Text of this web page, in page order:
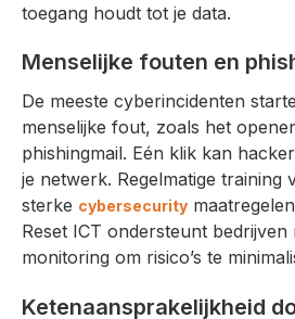
toegang houdt tot je data.
Menselijke fouten en
De meeste cyberincidenten
menselijke fout, zoals het
phishingmail. Eén klik kan
je netwerk. Regelmatige training
sterke cybersecurity
Reset ICT ondersteunt bedrijven
monitoring om risico’s te
Ketenaansprakelijkheid